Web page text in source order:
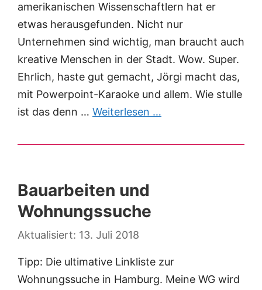
amerikanischen Wissenschaftlern hat er
etwas herausgefunden. Nicht nur
Unternehmen sind wichtig, man braucht auch
kreative Menschen in der Stadt. Wow. Super.
Ehrlich, haste gut gemacht, Jörgi macht das,
mit Powerpoint-Karaoke und allem. Wie stulle
ist das denn … Weiterlesen …
Bauarbeiten und
Wohnungssuche
13. Juli 2018
Tipp: Die ultimative Linkliste zur
Wohnungssuche in Hamburg. Meine WG wird